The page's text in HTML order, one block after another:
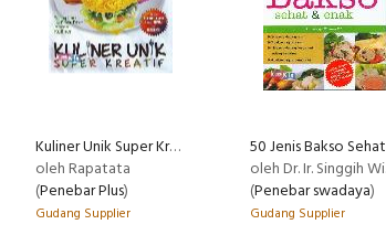
Kuliner Unik Super Kreatif
oleh Rapatata
(Penebar Plus)
Gudang Supplier
oleh Dr. Ir. Singgih Wibowo, M.S.
(Penebar swadaya)
Gudang Supplier